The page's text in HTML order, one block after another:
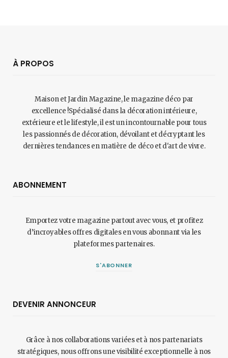
À PROPOS
Maison et Jardin Magazine, le magazine déco par
excellence !Spécialisé dans la décoration intérieure,
extérieure et le lifestyle, il est un incontournable pour tous
les passionnés de décoration, dévoilant et décryptant les
dernières tendances en matière de déco et d'art de vivre.
ABONNEMENT
Emportez votre magazine partout avec vous, et profitez
d’incroyables offres digitales en vous abonnant via les
plateformes partenaires.
S'ABONNER
DEVENIR ANNONCEUR
Grâce à nos collaborations variées et à nos partenariats
stratégiques, nous offrons une visibilité exceptionnelle à nos